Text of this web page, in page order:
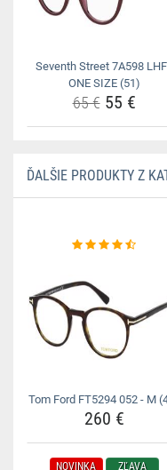
Seventh Street 7A598
ONE SIZE (51)
65 €55 €
ĎALŠIE PRODUKTY Z
Tom Ford FT5294 052 - M
260 €
NOVINKA ZĽAVA